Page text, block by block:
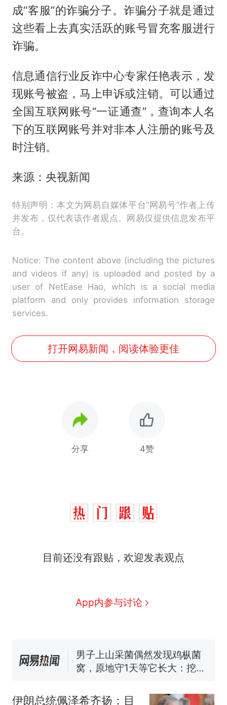
成“客服”的诈骗分子。诈骗分子就是通过
这些看上去真实活跃的账号冒充客服进行
诈骗。
信息通信行业反诈中心专家任艳表示，发
现账号被盗，马上申诉或注销。可以通过
全国互联网账号“一证通查”，查询本人名
下的互联网账号并对非本人注册的账号及
时注销。
来源：央视新闻
特别声明：本文为网易自媒体平台“网易号”作者上传
并发布，仅代表该作者观点。网易仅提供信息发布平
台。
Notice: The content above (including the pictures
and videos if any) is uploaded and posted by a
user of NetEase Hao, which is a social media
platform and only provides information storage
services.
打开网易新闻，阅读体验更佳
分享 4赞
目前还没有跟贴，欢迎发表观点
App内参与讨论
新 那个在床头放菜刀的女孩，
协会回应
男子上山采菌偶然发现鸡枞菌
窝，原地守1天等它长大：挖了
回大海 目击者直呼震惊 （视频
伊朗总统佩泽希齐扬：目